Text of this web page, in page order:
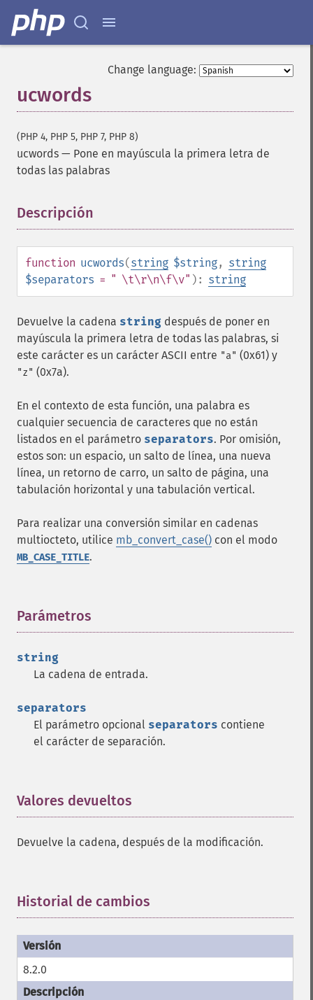
Change language:
ucwords
(PHP 4, PHP 5, PHP 7, PHP 8)
ucwords — Pone en mayúscula la primera letra de
todas las palabras
Descripción
function ucwords(string $string, string
$separators = " \t\r\n\f\v" ): string
Devuelve la cadena string después de poner en
mayúscula la primera letra de todas las palabras, si
este carácter es un carácter ASCII entre "a" (0x61) y
"z" (0x7a).
En el contexto de esta función, una palabra es
cualquier secuencia de caracteres que no están
listados en el parámetro separators. Por omisión,
estos son: un espacio, un salto de línea, una nueva
línea, un retorno de carro, un salto de página, una
tabulación horizontal y una tabulación vertical.
Para realizar una conversión similar en cadenas
multiocteto, utilice mb_convert_case() con el modo
MB_CASE_TITLE.
Parámetros
string
La cadena de entrada.
separators
El parámetro opcional separators contiene
el carácter de separación.
Valores devueltos
Devuelve la cadena, después de la modificación.
Historial de cambios
8.2.0